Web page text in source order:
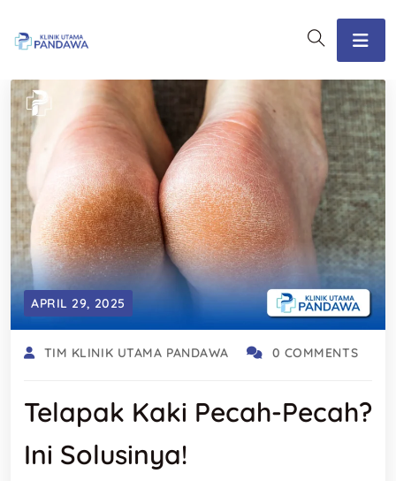
APRIL 29, 2025
TIM KLINIK UTAMA PANDAWA 0 COMMENTS
Telapak Kaki Pecah-Pecah?
Ini Solusinya!